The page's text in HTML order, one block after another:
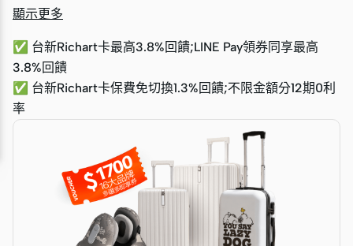
顯示更多
✅ 台新Richart卡最高3.8%回饋;LINE Pay領券同享最高
3.8%回饋
✅ 台新Richart卡保費免切換1.3%回饋;不限金額分12期0利
率